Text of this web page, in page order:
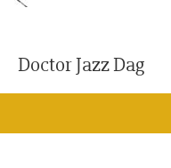
Doctor Jazz Dag